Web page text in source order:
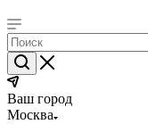
Ваш город
Москва